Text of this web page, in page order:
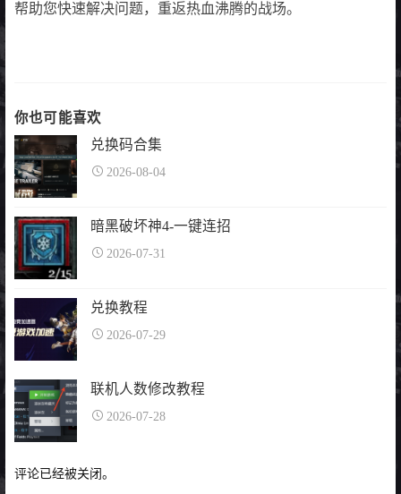
帮助您快速解决问题，重返热血沸腾的战场。
你也可能喜欢
兑换码合集
2026-08-04
暗黑破坏神4-一键连招
2026-07-31
兑换教程
2026-07-29
联机人数修改教程
2026-07-28
评论已经被关闭。